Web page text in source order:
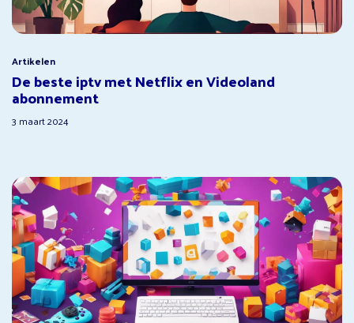
Artikelen
De beste iptv met Netflix en Videoland
abonnement
3 maart 2024